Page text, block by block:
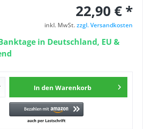
22,90 € *
inkl. MwSt.zzgl. Versandkosten
in Deutschland, EU &
In den Warenkorb